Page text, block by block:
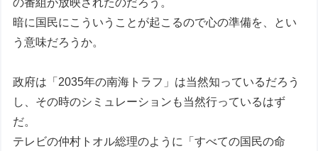
の番組が放映されたのだろう。
暗に国民にこういうことが起こるので心の準備を、とい
う意味だろうか。
政府は「2035年の南海トラフ」は当然知っているだろう
し、その時のシミュレーションも当然行っているはず
だ。
テレビの仲村トオル総理のように「すべての国民の命